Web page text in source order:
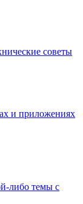
советы
и приложениях
либо темы с